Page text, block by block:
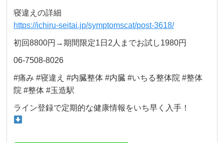
寝違えの詳細
https://ichiru-seitai.jp/symptomscat/post-3618/
初回8800円→期間限定1日2人までお試し1980円
06-7508-8026
#痛み #寝違え #内臓整体 #内臓 #いちる整体院 #整体
院 #整体 #玉造駅
ライン登録で定期的な健康情報をいち早く入手！